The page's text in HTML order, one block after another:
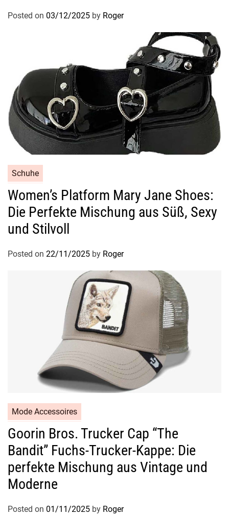
Posted on 03/12/2025 by Roger
Schuhe
Women’s Platform Mary Jane Shoes:
Die Perfekte Mischung aus Süß, Sexy
und Stilvoll
Posted on 22/11/2025 by Roger
Mode Accessoires
Goorin Bros. Trucker Cap “The
Bandit” Fuchs-Trucker-Kappe: Die
perfekte Mischung aus Vintage und
Moderne
Posted on 01/11/2025 by Roger